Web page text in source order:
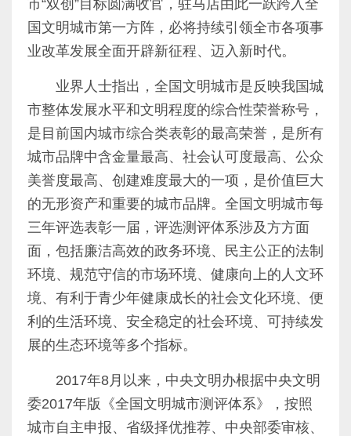
市“双创”目标圆满收官，驻马店由此一跃跨入全
国文明城市第一方阵，必将持续引领全市各项事
业改革发展全面开辟新征程、迈入新时代。
业界人士指出，全国文明城市是反映我国城
市整体发展水平和文明程度的综合性荣誉称号，
是目前国内城市综合类表彰的最高荣誉，是所有
城市品牌中含金量最高、社会认可度最高、公众
美誉度最高、创建难度最大的一项，是价值巨大
的无形资产和重要的城市品牌。全国文明城市每
三年评选表彰一届，评选测评体系涉及方方面
面，包括廉洁高效的政务环境、民主公正的法制
环境、规范守信的市场环境、健康向上的人文环
境、有利于青少年健康成长的社会文化环境、便
利的生活环境、安全稳定的社会环境、可持续发
展的生态环境等多个指标。
2017年8 月以来，中央文明办根据中央文明
委2017年版《全国文明城市测评体系》，按照
城市自主申报、省级择优推荐、中央部委审核、